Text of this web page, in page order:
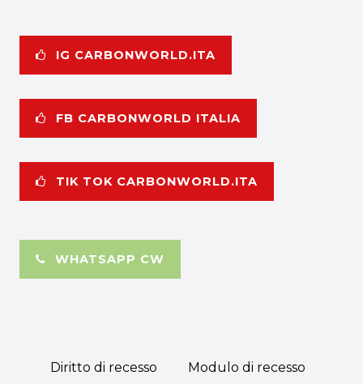
IG CARBONWORLD.ITA
FB CARBONWORLD ITALIA
TIK TOK CARBONWORLD.ITA
WHATSAPP CW
Diritto di recesso Modulo di recesso